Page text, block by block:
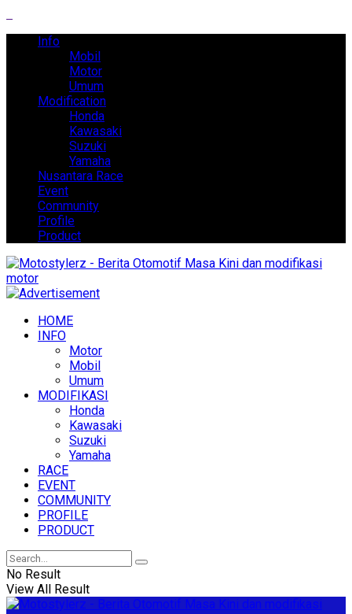
Info
Mobil
Motor
Umum
Modification
Honda
Kawasaki
Suzuki
Yamaha
Nusantara Race
Event
Community
Profile
Product
HOME
INFO
Motor
Mobil
Umum
MODIFIKASI
Honda
Kawasaki
Suzuki
Yamaha
RACE
EVENT
COMMUNITY
PROFILE
PRODUCT
No Result
View All Result